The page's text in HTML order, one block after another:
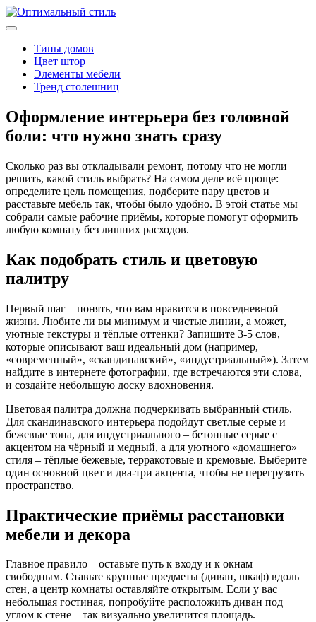
Типы домов
Цвет штор
Элементы мебели
Тренд столешниц
Оформление интерьера без головной
боли: что нужно знать сразу
Сколько раз вы откладывали ремонт, потому что не могли
решить, какой стиль выбрать? На самом деле всё проще:
определите цель помещения, подберите пару цветов и
расставьте мебель так, чтобы было удобно. В этой статье мы
собрали самые рабочие приёмы, которые помогут оформить
любую комнату без лишних расходов.
Как подобрать стиль и цветовую
палитру
Первый шаг – понять, что вам нравится в повседневной
жизни. Любите ли вы минимум и чистые линии, а может,
уютные текстуры и тёплые оттенки? Запишите 3‑5 слов,
которые описывают ваш идеальный дом (например,
«современный», «скандинавский», «индустриальный»). Затем
найдите в интернете фотографии, где встречаются эти слова,
и создайте небольшую доску вдохновения.
Цветовая палитра должна подчеркивать выбранный стиль.
Для скандинавского интерьера подойдут светлые серые и
бежевые тона, для индустриального – бетонные серые с
акцентом на чёрный и медный, а для уютного «домашнего»
стиля – тёплые бежевые, терракотовые и кремовые. Выберите
один основной цвет и два‑три акцента, чтобы не перегрузить
пространство.
Практические приёмы расстановки
мебели и декора
Главное правило – оставьте путь к входу и к окнам
свободным. Ставьте крупные предметы (диван, шкаф) вдоль
стен, а центр комнаты оставляйте открытым. Если у вас
небольшая гостиная, попробуйте расположить диван под
углом к стене – так визуально увеличится площадь.